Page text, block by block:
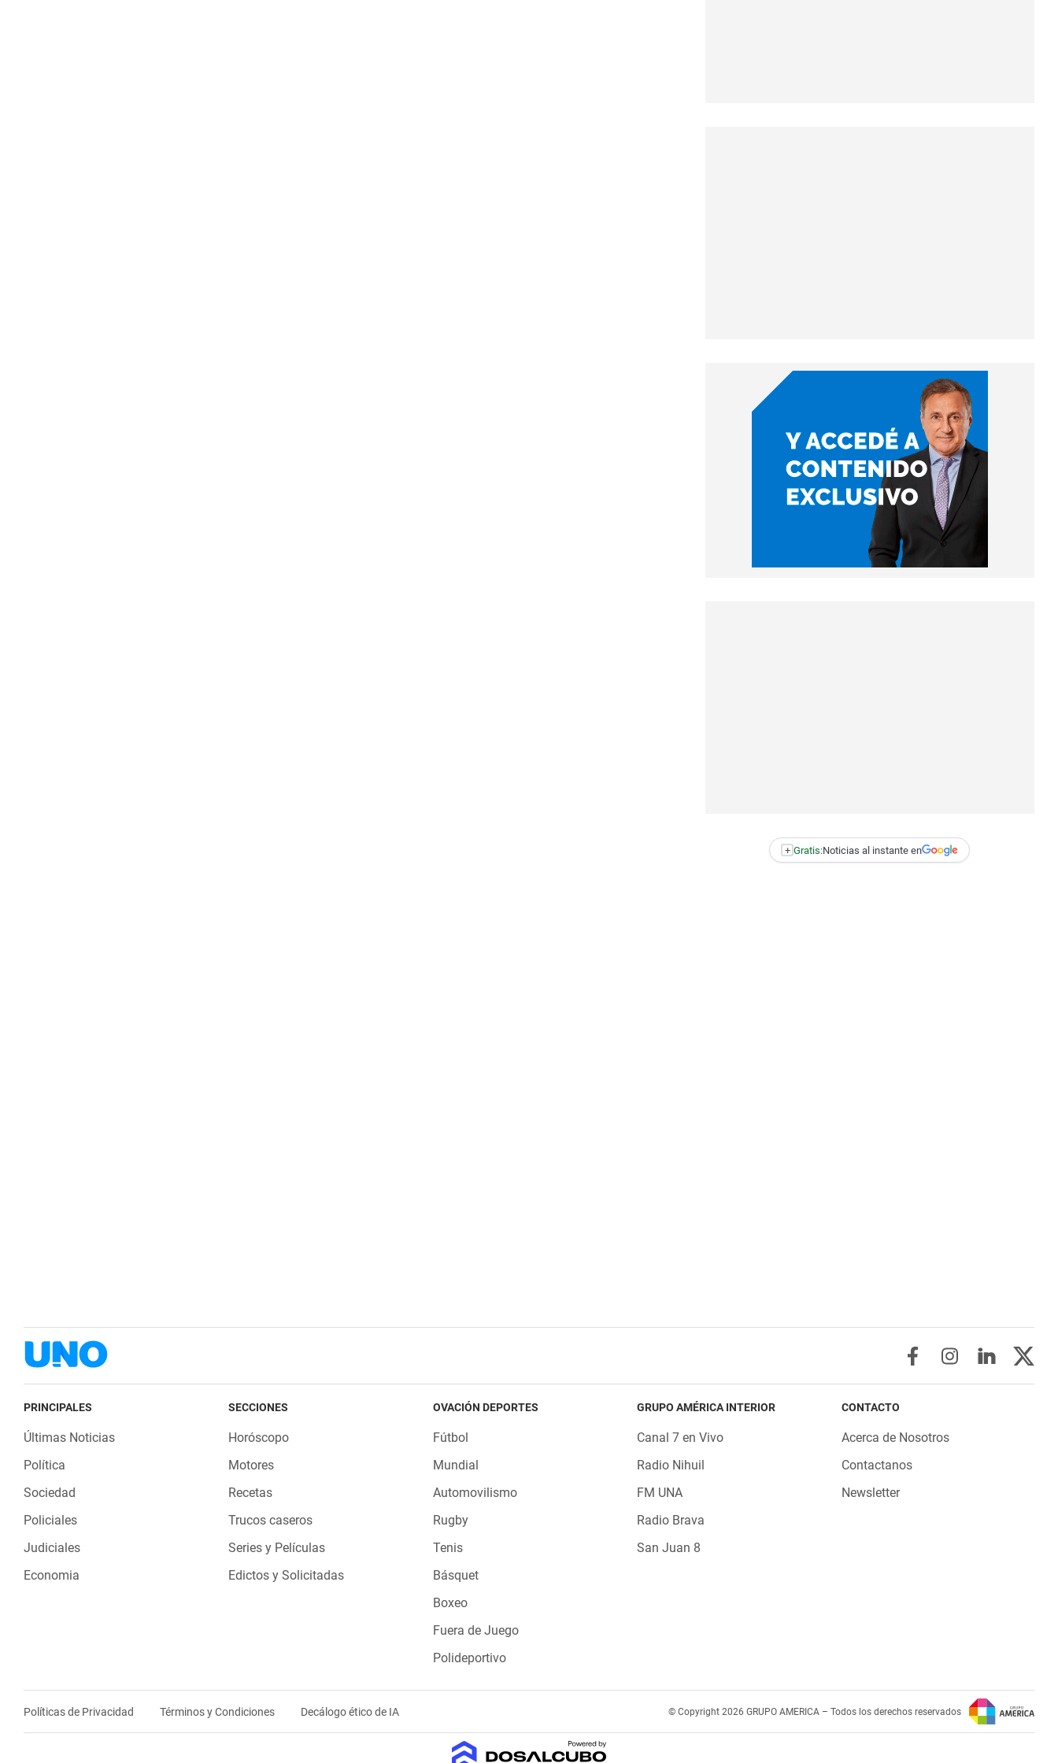
+ Gratis:Noticias al instante en
PRINCIPALES
Últimas Noticias
Política
Sociedad
Policiales
Judiciales
Economia
SECCIONES
Horóscopo
Motores
Recetas
Trucos caseros
Series y Películas
Edictos y Solicitadas
OVACIÓN DEPORTES
Fútbol
Mundial
Automovilismo
Rugby
Tenis
Básquet
Boxeo
Fuera de Juego
Polideportivo
GRUPO AMÉRICA INTERIOR
Canal 7 en Vivo
Radio Nihuil
FM UNA
Radio Brava
San Juan 8
CONTACTO
Acerca de Nosotros
Contactanos
Newsletter
Políticas de Privacidad Términos y Condiciones Decálogo ético de IA © Copyright 2026 GRUPO AMERICA – Todos los derechos reservados